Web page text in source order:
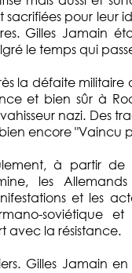
sacrifiées pour leur
Gilles Jamain
le temps qui
la défaite militaire
et bien sûr à
nazi. Des
encore "Vaincu
à partir
les
et les
soviétique
avec la résistance.
Gilles Jamain